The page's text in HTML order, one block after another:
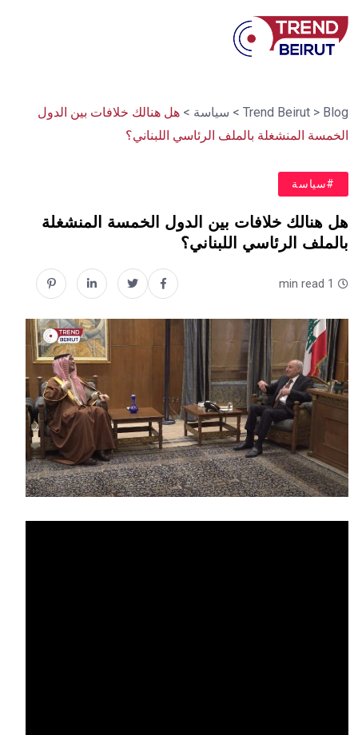
Trend Beirut > Blog
> سياسة > هل هنالك خلافات بين الدول
الخمسة المنشغلة بالملف الرئاسي اللبناني؟
#سياسة
هل هنالك خلافات بين الدول الخمسة المنشغلة
بالملف الرئاسي اللبناني؟
1 min read